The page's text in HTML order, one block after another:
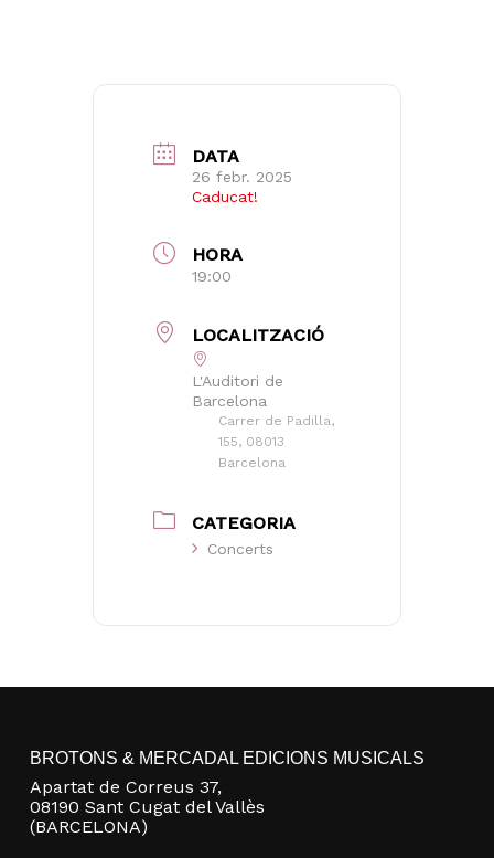
DATA
26 febr. 2025
Caducat!
HORA
19:00
LOCALITZACIÓ
L'Auditori de
Barcelona
Carrer de Padilla,
155, 08013
Barcelona
CATEGORIA
Concerts
BROTONS & MERCADAL EDICIONS MUSICALS
Apartat de Correus 37,
08190 Sant Cugat del Vallès
(BARCELONA)